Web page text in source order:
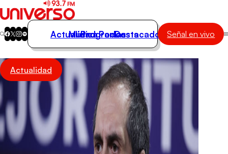
Actualidad
Música
Programas
Podcasts
Destacados
Actualidad
Música
Programas
Podcasts
Destacados Señal en vivo
Actualidad